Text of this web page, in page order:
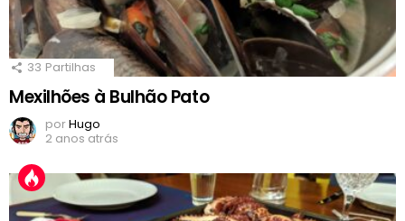
33 Partilhas
Mexilhões à Bulhão Pato
porHugo
2 anos atrás